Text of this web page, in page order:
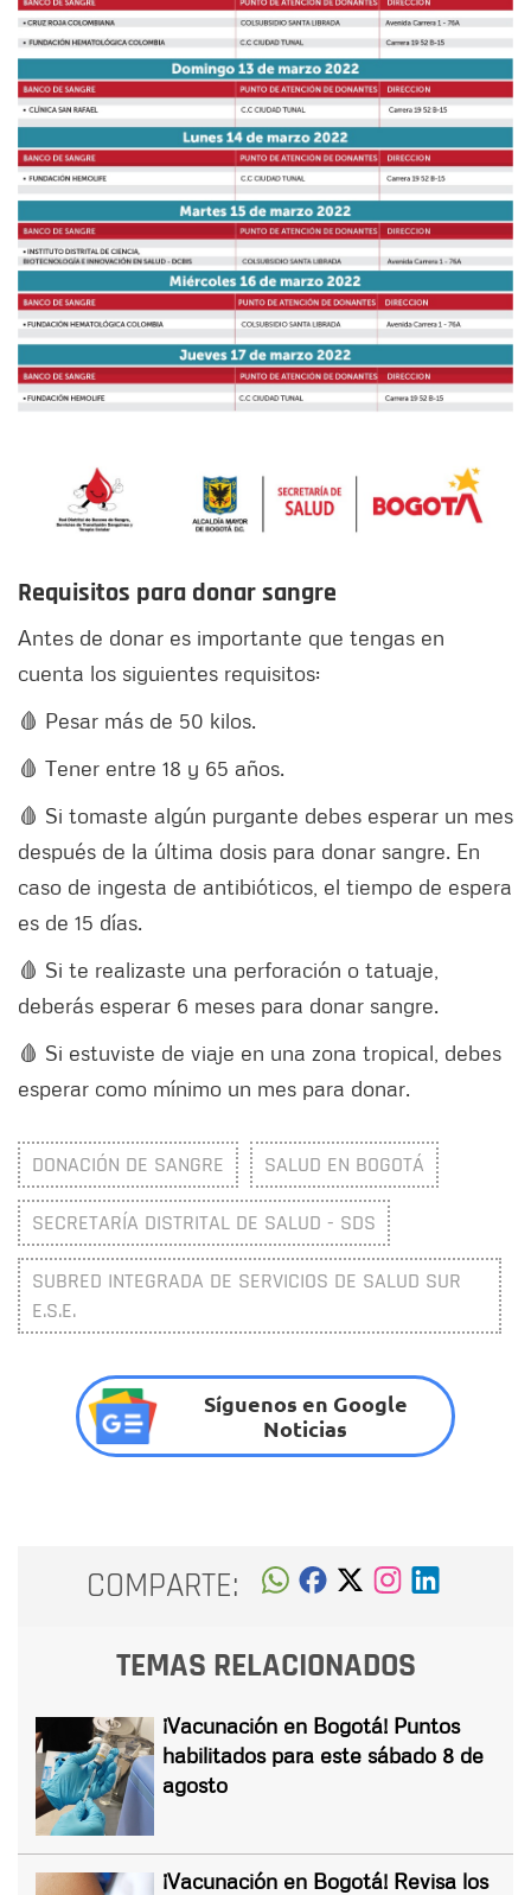
Requisitos para donar sangre
Antes de donar es importante que tengas en
cuenta los siguientes requisitos:
🩸 Pesar más de 50 kilos.
🩸 Tener entre 18 y 65 años.
🩸 Si tomaste algún purgante debes esperar un mes
después de la última dosis para donar sangre. En
caso de ingesta de antibióticos, el tiempo de espera
es de 15 días.
🩸 Si te realizaste una perforación o tatuaje,
deberás esperar 6 meses para donar sangre.
🩸 Si estuviste de viaje en una zona tropical, debes
esperar como mínimo un mes para donar.
DONACIÓN DE SANGRE SALUD EN BOGOTÁ
SECRETARÍA DISTRITAL DE SALUD - SDS
SUBRED INTEGRADA DE SERVICIOS DE SALUD SUR
E.S.E.
Síguenos en Google
Noticias
COMPARTE:
TEMAS RELACIONADOS
¡Vacunación en Bogotá! Puntos
habilitados para este sábado 8 de
agosto
¡Vacunación en Bogotá! Revisa los